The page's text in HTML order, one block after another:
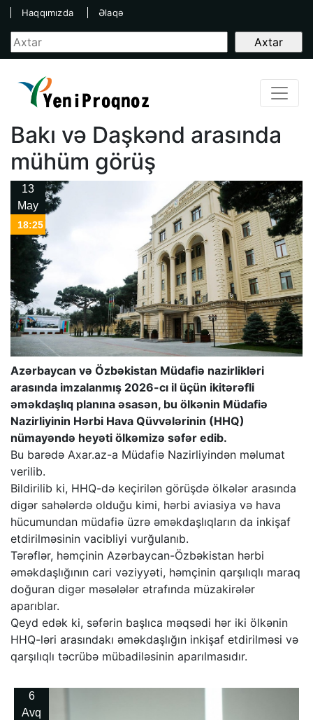
Haqqımızda Əlaqə
Bakı və Daşkənd arasında
mühüm görüş
13
May
18:25
Azərbaycan və Özbəkistan Müdafiə nazirlikləri
arasında imzalanmış 2026-cı il üçün ikitərəfli
əməkdaşlıq planına əsasən, bu ölkənin Müdafiə
Nazirliyinin Hərbi Hava Qüvvələrinin (HHQ)
nümayəndə heyəti ölkəmizə səfər edib.
Bu barədə Axar.az-a Müdafiə Nazirliyindən məlumat
verilib.
​Bildirilib ki, HHQ-də keçirilən görüşdə ölkələr arasında
digər sahələrdə olduğu kimi, hərbi aviasiya və hava
hücumundan müdafiə üzrə əməkdaşlıqların da inkişaf
etdirilməsinin vacibliyi vurğulanıb.
Tərəflər, həmçinin Azərbaycan-Özbəkistan hərbi
əməkdaşlığının cari vəziyyəti, həmçinin qarşılıqlı maraq
doğuran digər məsələlər ətrafında müzakirələr
aparıblar.
​Qeyd edək ki, səfərin başlıca məqsədi hər iki ölkənin
HHQ-ləri arasındakı əməkdaşlığın inkişaf etdirilməsi və
qarşılıqlı təcrübə mübadiləsinin aparılmasıdır.
6
Avq